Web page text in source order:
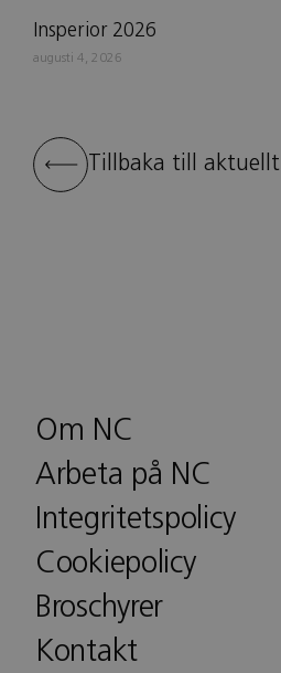
Insperior 2026
augusti 4, 2026
Tillbaka till aktuellt
Om NC
Arbeta på NC
Integritetspolicy
Cookiepolicy
Broschyrer
Kontakt